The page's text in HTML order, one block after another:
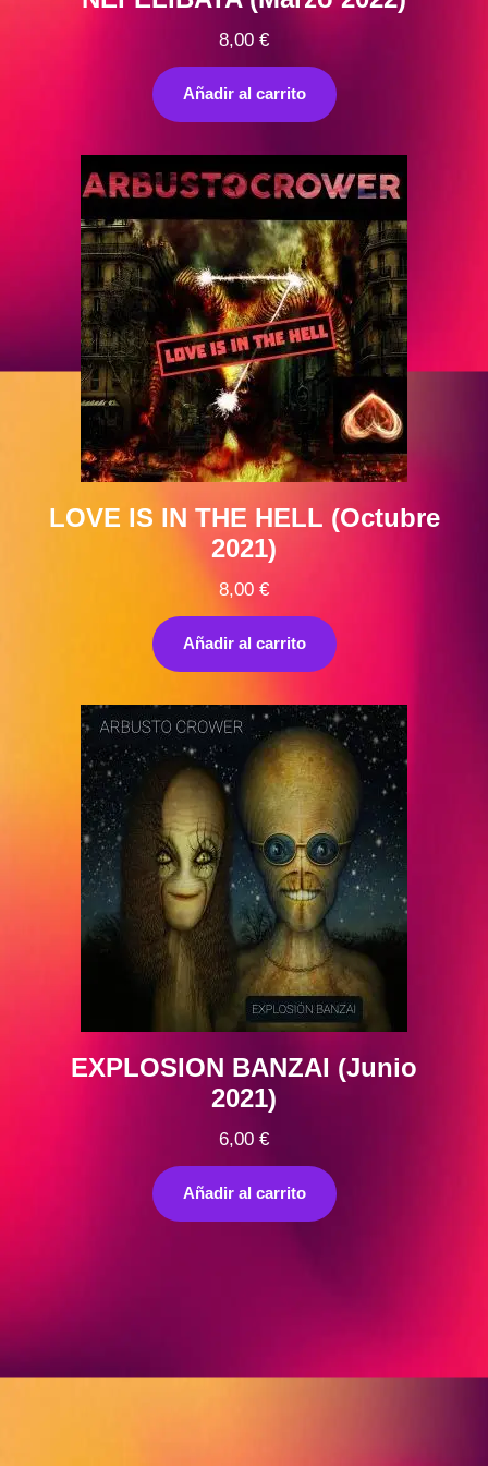
8,00 €
Añadir al carrito
LOVE IS IN THE HELL (Octubre
2021)
8,00 €
Añadir al carrito
EXPLOSION BANZAI (Junio
2021)
6,00 €
Añadir al carrito